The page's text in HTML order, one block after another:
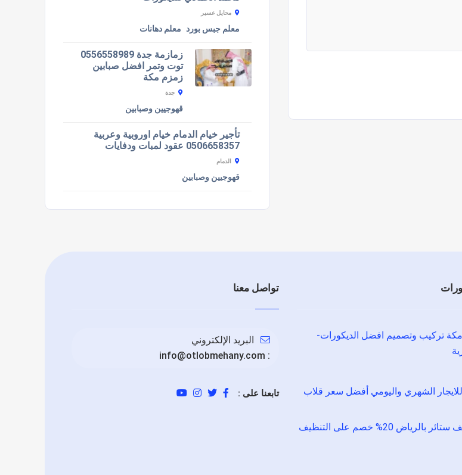
محايل عسير
معلم جبس بورد معلم دهانات
زمازمة جدة 0556558989
توت وتمر افضل صبابين
زمزم مكة
جدة
قهوجيين وصبابين
تأجير خيام الدمام خيام اوروبية وعربية
0506658357 عقود لمبات ودفايات
الدمام
قهوجيين وصبابين
تركيب وتصميم افضل الديكورات-
الشهري واليومي أفضل سعر قلاب
شركة تنظيف ستائر بالرياض 20% خصم على التنظيف
تواصل معنا
البريد الإلكتروني
:
info@otlobmehany.com
تابعنا على :